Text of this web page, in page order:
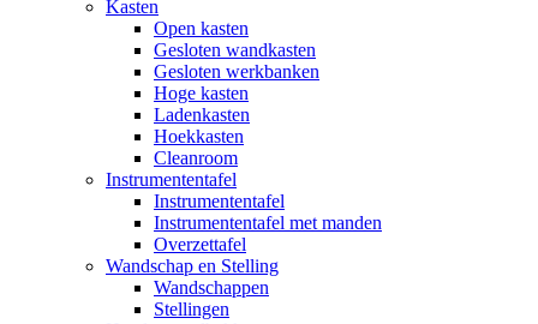
Kasten
Open kasten
Gesloten wandkasten
Gesloten werkbanken
Hoge kasten
Ladenkasten
Hoekkasten
Cleanroom
Instrumententafel
Instrumententafel
Instrumententafel met manden
Overzettafel
Wandschap en Stelling
Wandschappen
Stellingen